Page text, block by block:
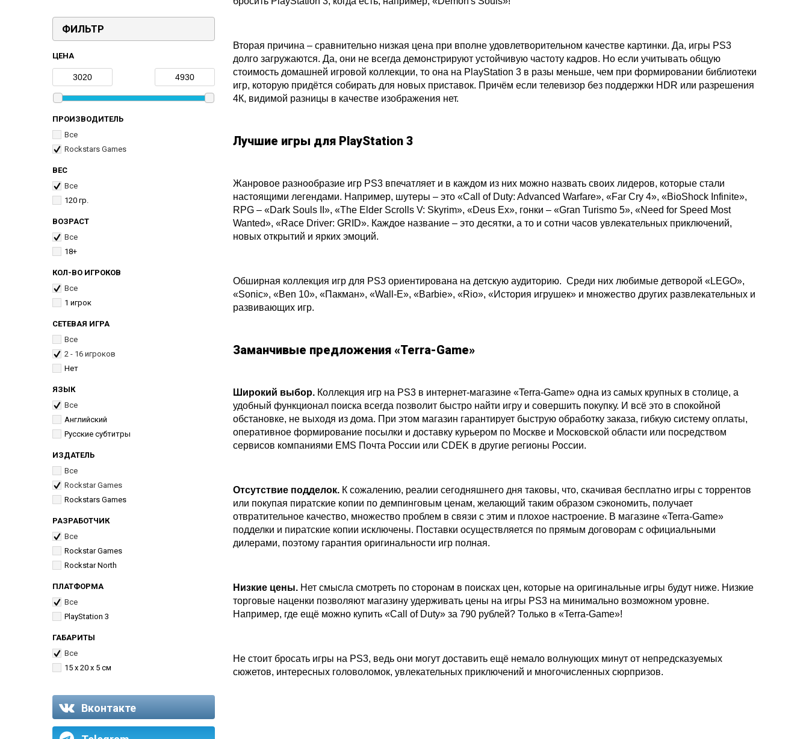
ФИЛЬТР
ЦЕНА
ПРОИЗВОДИТЕЛЬ
Все
Rockstars Games
ВЕС
Все
120 гр.
ВОЗРАСТ
Все
18+
КОЛ-ВО ИГРОКОВ
Все
1 игрок
СЕТЕВАЯ ИГРА
Все
2 - 16 игроков
Нет
ЯЗЫК
Все
Английский
Русские субтитры
ИЗДАТЕЛЬ
Все
Rockstar Games
Rockstars Games
РАЗРАБОТЧИК
Все
Rockstar Games
Rockstar North
ПЛАТФОРМА
Все
PlayStation 3
ГАБАРИТЫ
Все
15 x 20 x 5 см
Вконтакте
Вторая причина – сравнительно низкая цена при вполне удовлетворительном качестве картинки. Да, игры PS3
долго загружаются. Да, они не всегда демонстрируют устойчивую частоту кадров. Но если учитывать общую
стоимость домашней игровой коллекции, то она на PlayStation 3 в разы меньше, чем при формировании библиотеки
игр, которую придётся собирать для новых приставок. Причём если телевизор без поддержки HDR или разрешения
4К, видимой разницы в качестве изображения нет.
Лучшие игры для PlayStation 3
Жанровое разнообразие игр PS3 впечатляет и в каждом из них можно назвать своих лидеров, которые стали
настоящими легендами. Например, шутеры – это «Call of Duty: Advanced Warfare», «Far Cry 4», «BioShock Infinite»,
RPG – «Dark Souls II», «The Elder Scrolls V: Skyrim», «Deus Ex», гонки – «Gran Turismo 5», «Need for Speed Most
Wanted», «Race Driver: GRID». Каждое название – это десятки, а то и сотни часов увлекательных приключений,
новых открытий и ярких эмоций.
Обширная коллекция игр для PS3 ориентирована на детскую аудиторию. Среди них любимые детворой «LEGO»,
«Sonic», «Ben 10», «Пакман», «Wall-E», «Barbie», «Rio», «История игрушек» и множество других развлекательных и
развивающих игр.
Заманчивые предложения «Terra-Game»
Широкий выбор. Коллекция игр на PS3 в интернет-магазине «Terra-Game» одна из самых крупных в столице, а
удобный функционал поиска всегда позволит быстро найти игру и совершить покупку. И всё это в спокойной
обстановке, не выходя из дома. При этом магазин гарантирует быструю обработку заказа, гибкую систему оплаты,
оперативное формирование посылки и доставку курьером по Москве и Московской области или посредством
сервисов компаниями EMS Почта России или CDEK в другие регионы России.
Отсутствие подделок. К сожалению, реалии сегодняшнего дня таковы, что, скачивая бесплатно игры с торрентов
или покупая пиратские копии по демпинговым ценам, желающий таким образом сэкономить, получает
отвратительное качество, множество проблем в связи с этим и плохое настроение. В магазине «Terra-Game»
подделки и пиратские копии исключены. Поставки осуществляется по прямым договорам с официальными
дилерами, поэтому гарантия оригинальности игр полная.
Низкие цены. Нет смысла смотреть по сторонам в поисках цен, которые на оригинальные игры будут ниже. Низкие
торговые наценки позволяют магазину удерживать цены на игры PS3 на минимально возможном уровне.
Например, где ещё можно купить «Call of Duty» за 790 рублей? Только в «Terra-Game»!
Не стоит бросать игры на PS3, ведь они могут доставить ещё немало волнующих минут от непредсказуемых
сюжетов, интересных головоломок, увлекательных приключений и многочисленных сюрпризов.